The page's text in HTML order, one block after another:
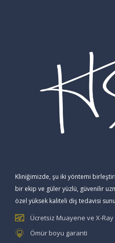
Kliniğimizde, şu iki yöntemi
bir ekip ve güler yüzlü, güvenilir
özel yüksek kaliteli diş tedavisi
Ücretsiz Muayene ve X-Ray
Ömür boyu garanti